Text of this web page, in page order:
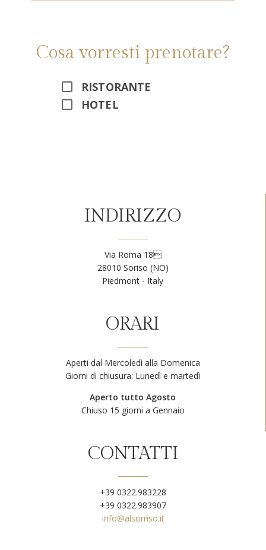
Cosa vorresti prenotare?
RISTORANTE
HOTEL
INDIRIZZO
Via Roma 18
28010 Soriso (NO)
Piedmont - Italy
ORARI
Aperti dal Mercoledì alla Domenica
Giorni di chiusura: Lunedì e martedì
Aperto tutto Agosto
Chiuso 15 giorni a Gennaio
CONTATTI
+39 0322.983228
+39 0322.983907
info@alsorriso.it